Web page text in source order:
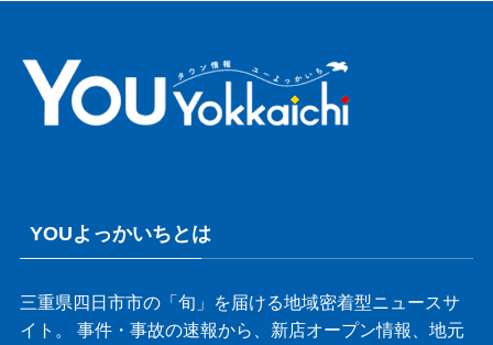
YOUよっかいちとは
三重県四日市市の「旬」を届ける地域密着型ニュースサ
イト。 事件・事故の速報から、新店オープン情報、地元